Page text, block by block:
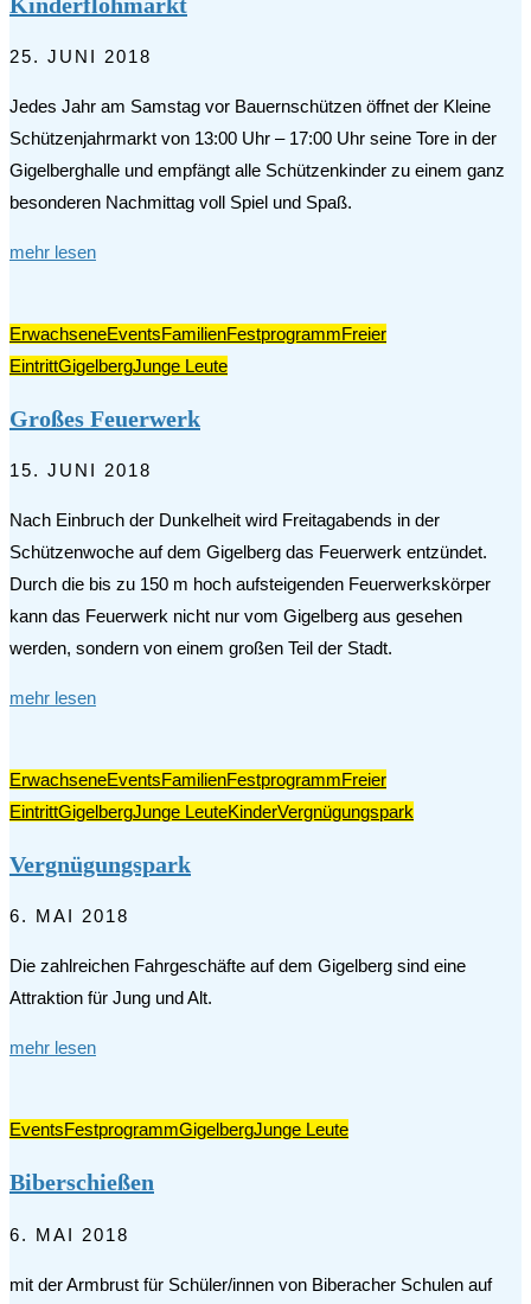
25. JUNI 2018
Jedes Jahr am Samstag vor Bauernschützen öffnet der Kleine
Schützenjahrmarkt von 13:00 Uhr – 17:00 Uhr seine Tore in der
Gigelberghalle und empfängt alle Schützenkinder zu einem ganz
besonderen Nachmittag voll Spiel und Spaß.
mehr lesen
ErwachseneEventsFamilienFestprogrammFreier
EintrittGigelbergJunge Leute
Großes Feuerwerk
15. JUNI 2018
Nach Einbruch der Dunkelheit wird Freitagabends in der
Schützenwoche auf dem Gigelberg das Feuerwerk entzündet.
Durch die bis zu 150 m hoch aufsteigenden Feuerwerkskörper
kann das Feuerwerk nicht nur vom Gigelberg aus gesehen
werden, sondern von einem großen Teil der Stadt.
mehr lesen
ErwachseneEventsFamilienFestprogrammFreier
EintrittGigelbergJunge LeuteKinderVergnügungspark
Vergnügungspark
6. MAI 2018
Die zahlreichen Fahrgeschäfte auf dem Gigelberg sind eine
Attraktion für Jung und Alt.
mehr lesen
EventsFestprogrammGigelbergJunge Leute
Biberschießen
6. MAI 2018
mit der Armbrust für Schüler/innen von Biberacher Schulen auf